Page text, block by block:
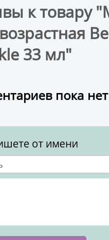
к товару
33 мл"
пока нет
от имени